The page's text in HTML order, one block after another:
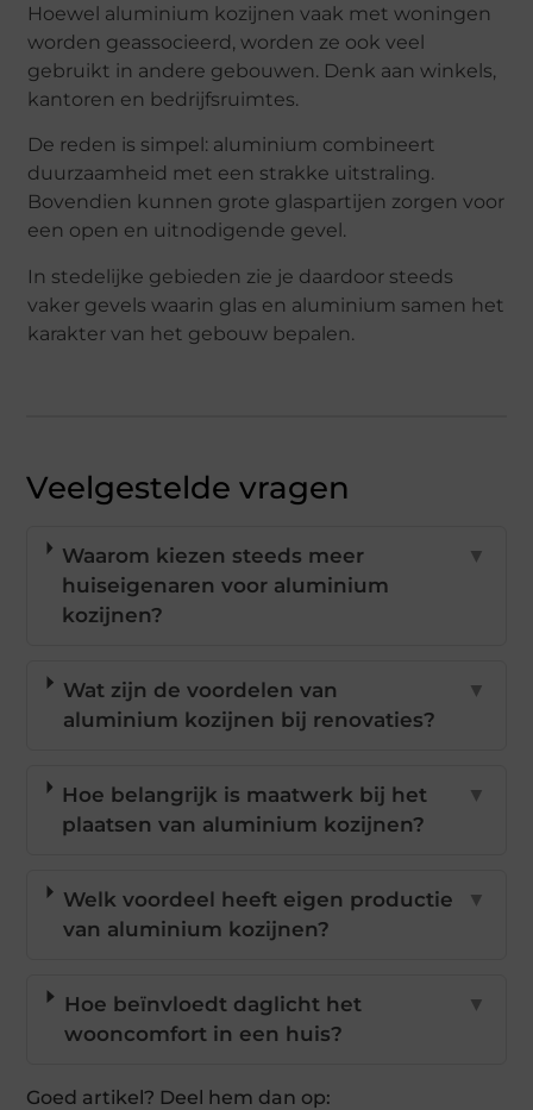
Hoewel aluminium kozijnenvaak metwoningen
worden geassocieerd,worden ze ookveel
gebruikt in andere gebouwen. Denk aanwinkels,
kantoren en bedrijfsruimtes.
De reden is simpel: aluminium combineert
duurzaamheid met een strakke uitstraling.
Bovendien kunnen grote glaspartijen zorgenvoor
een open en uitnodigende gevel.
In stedelijke gebieden zie je daardoor steeds
vaker gevelswaarin glas en aluminium samen het
karaktervan het gebouw bepalen.
Veelgestelde vragen
Waarom kiezen steeds meer
huiseigenaren voor aluminium
kozijnen?
▼
Wat zijn de voordelen van
aluminium kozijnen bij renovaties?
▼
Hoe belangrijk is maatwerk bij het
plaatsen van aluminium kozijnen?
▼
Welk voordeel heeft eigen productie
van aluminium kozijnen?
▼
Hoe beïnvloedt daglicht het
wooncomfort in een huis?
▼
Goed artikel? Deel hem dan op: